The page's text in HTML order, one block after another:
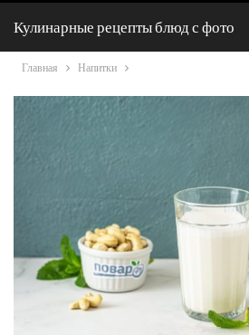
Кулинарные рецепты блюд с фото
Главная Напитки